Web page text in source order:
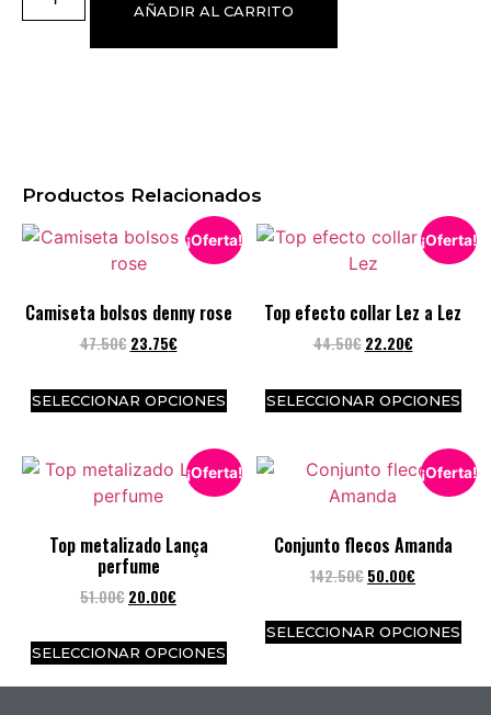
AÑADIR AL CARRITO
Productos Relacionados
¡Oferta!
Camiseta bolsos denny rose
47.50€ 23.75€
SELECCIONAR OPCIONES
¡Oferta!
Top efecto collar Lez a Lez
44.50€ 22.20€
SELECCIONAR OPCIONES
¡Oferta!
Top metalizado Lança
perfume
51.00€ 20.00€
SELECCIONAR OPCIONES
¡Oferta!
Conjunto flecos Amanda
142.50€ 50.00€
SELECCIONAR OPCIONES